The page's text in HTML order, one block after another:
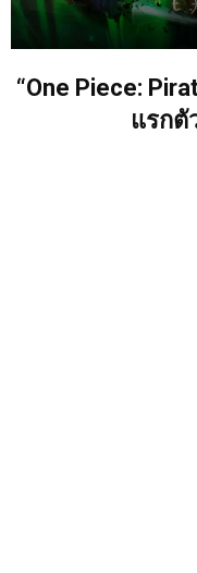
“One Piece:
แรกตั